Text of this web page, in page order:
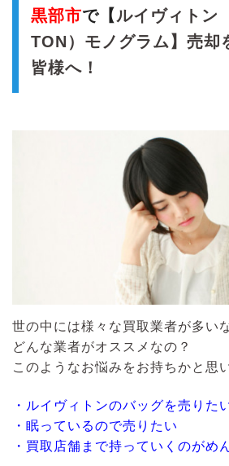
黒部市で【 ルイヴィトン
TON）モノグラム】売却
皆様へ！
世の中には様々な買取業者が多い
どんな業者がオススメなの？
このようなお悩みをお持ちかと思
・ルイヴィトンのバッグを売りた
・眠っているので売りたい
・買取店舗まで持っていくのがめ